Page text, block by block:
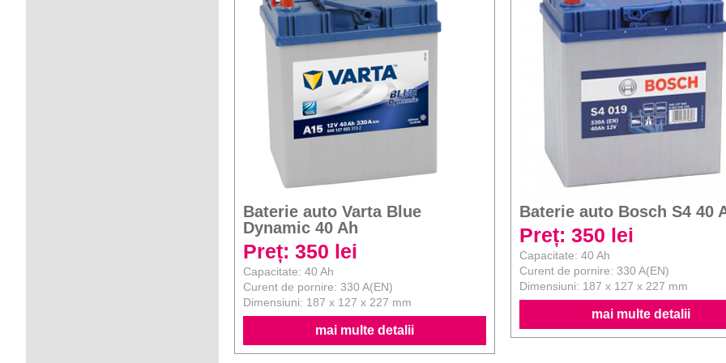
Baterie auto Varta Blue
Dynamic 40 Ah
Preț: 350 lei
Capacitate: 40 Ah
Curent de pornire: 330 A(EN)
Dimensiuni: 187 x 127 x 227 mm
mai multe detalii
Baterie auto Bosch S4 40
Preț: 350 lei
Capacitate: 40 Ah
Curent de pornire: 330 A(EN)
Dimensiuni: 187 x 127 x 227 mm
mai multe detalii